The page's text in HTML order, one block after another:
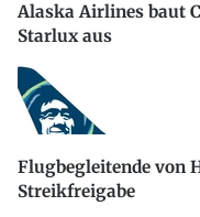
Alaska Airlines baut
Starlux aus
Flugbegleitende von
Streikfreigabe